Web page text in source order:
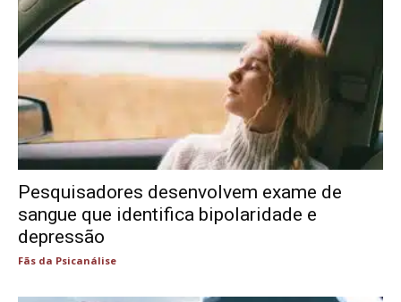
Pesquisadores desenvolvem exame de
sangue que identifica bipolaridade e
depressão
Fãs da Psicanálise